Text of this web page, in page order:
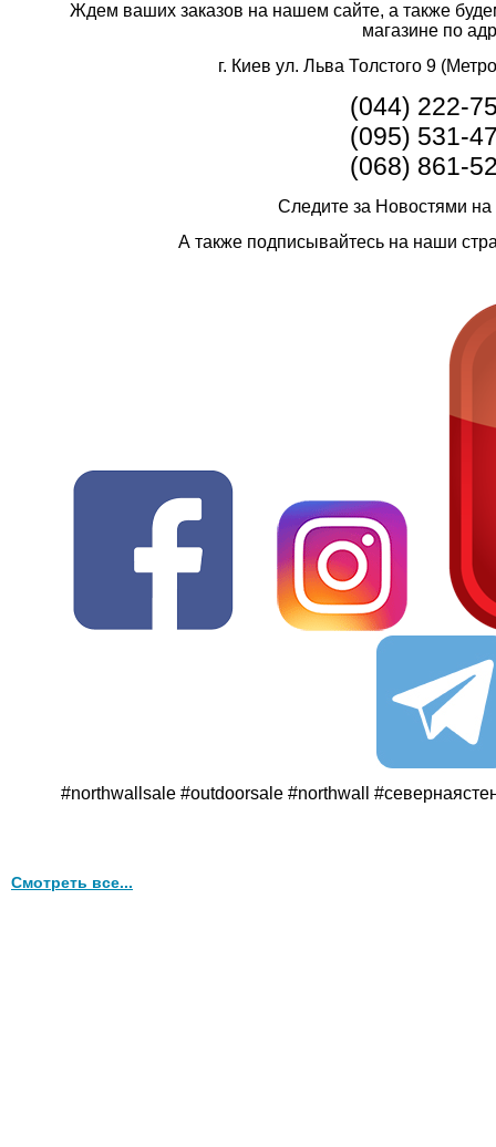
Ждем ваших заказов на нашем сайте, а также
магазине по
г. Киев ул. Льва Толстого 9
(044) 222-
(095) 531-
(068) 861-
Следите за Новостями
А также подписывайтесь на наши
#northwallsale #outdoorsale #northwall
Смотреть все...